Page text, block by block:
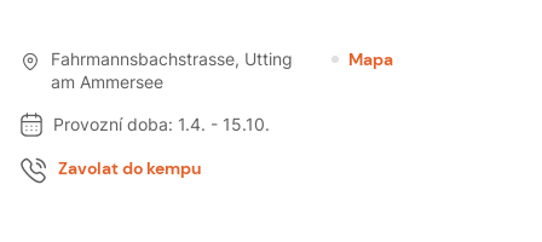
Fahrmannsbachstrasse, Utting
am Ammersee
Mapa
Provozní doba: 1.4. - 15.10.
Zavolat do kempu